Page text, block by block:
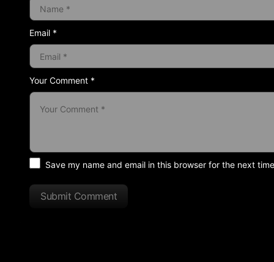
Your Comment *
Email *
Save my name and email in this browser for the next
Submit Comment